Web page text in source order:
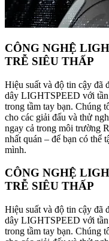
CÔNG NGHỆ
TRỄ SIÊU THẤP
Hiệu suất và độ tin cậy đã
dây LIGHTSPEED với
trong tầm tay bạn. Chúng
cho các giải đấu và thử
ngay cả trong môi trường
nhất quán – để bạn có thể
mình.
CÔNG NGHỆ
TRỄ SIÊU THẤP
Hiệu suất và độ tin cậy đã
dây LIGHTSPEED với
trong tầm tay bạn. Chúng